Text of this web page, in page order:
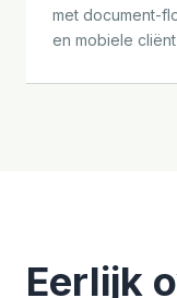
met document-
en mobiele
Eerlijk